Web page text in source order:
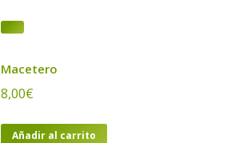
Macetero
8,00€
Añadir al carrito